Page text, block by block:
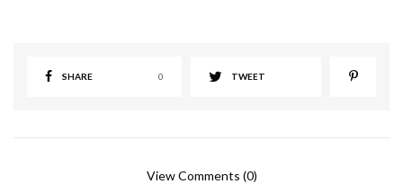
SHARE 0 TWEET
View Comments (0)